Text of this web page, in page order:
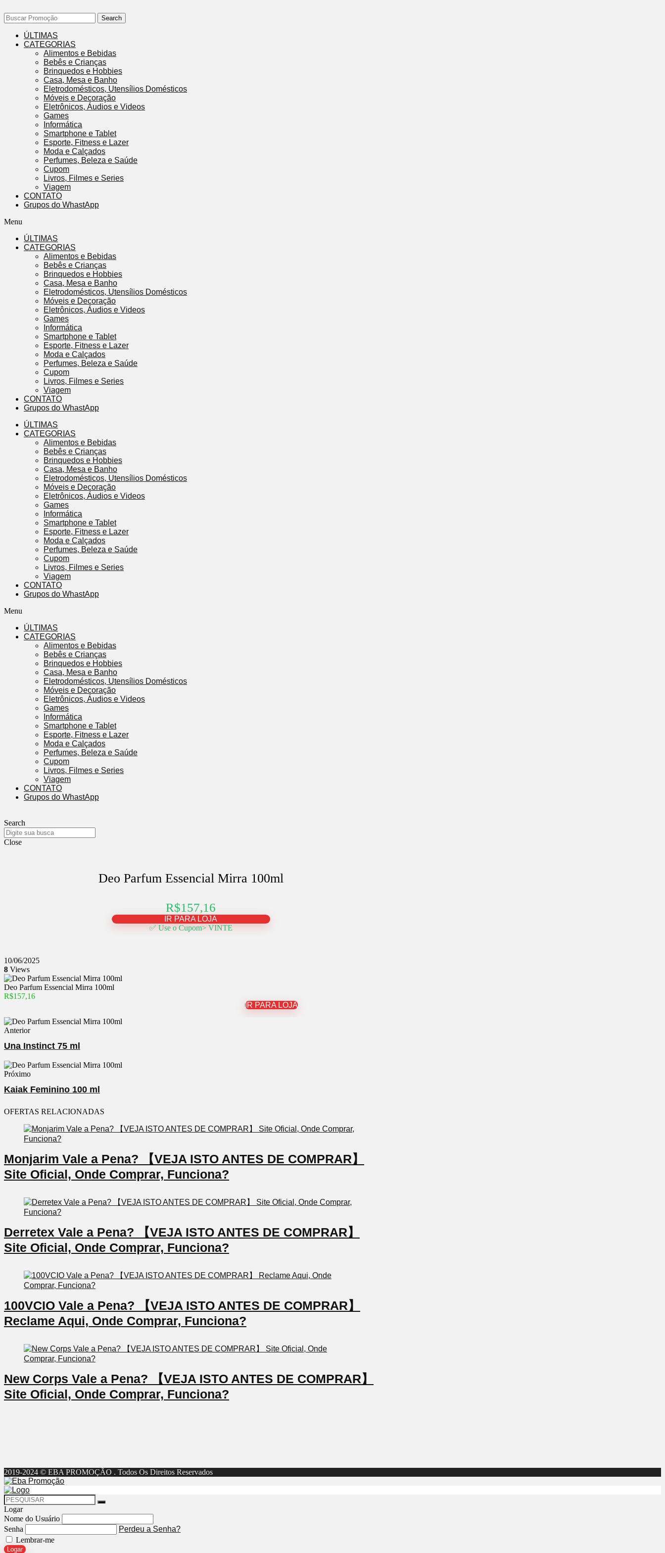
Search
ÚLTIMAS
CATEGORIAS
Alimentos e Bebidas
Bebês e Crianças
Brinquedos e Hobbies
Casa, Mesa e Banho
Eletrodomésticos, Utensílios Domésticos
Móveis e Decoração
Eletrônicos, Áudios e Videos
Games
Informática
Smartphone e Tablet
Esporte, Fitness e Lazer
Moda e Calçados
Perfumes, Beleza e Saúde
Cupom
Livros, Filmes e Series
Viagem
CONTATO
Grupos do WhastApp
Menu
ÚLTIMAS
CATEGORIAS
Alimentos e Bebidas
Bebês e Crianças
Brinquedos e Hobbies
Casa, Mesa e Banho
Eletrodomésticos, Utensílios Domésticos
Móveis e Decoração
Eletrônicos, Áudios e Videos
Games
Informática
Smartphone e Tablet
Esporte, Fitness e Lazer
Moda e Calçados
Perfumes, Beleza e Saúde
Cupom
Livros, Filmes e Series
Viagem
CONTATO
Grupos do WhastApp
ÚLTIMAS
CATEGORIAS
Alimentos e Bebidas
Bebês e Crianças
Brinquedos e Hobbies
Casa, Mesa e Banho
Eletrodomésticos, Utensílios Domésticos
Móveis e Decoração
Eletrônicos, Áudios e Videos
Games
Informática
Smartphone e Tablet
Esporte, Fitness e Lazer
Moda e Calçados
Perfumes, Beleza e Saúde
Cupom
Livros, Filmes e Series
Viagem
CONTATO
Grupos do WhastApp
Menu
ÚLTIMAS
CATEGORIAS
Alimentos e Bebidas
Bebês e Crianças
Brinquedos e Hobbies
Casa, Mesa e Banho
Eletrodomésticos, Utensílios Domésticos
Móveis e Decoração
Eletrônicos, Áudios e Videos
Games
Informática
Smartphone e Tablet
Esporte, Fitness e Lazer
Moda e Calçados
Perfumes, Beleza e Saúde
Cupom
Livros, Filmes e Series
Viagem
CONTATO
Grupos do WhastApp
Search
Close
Deo Parfum Essencial Mirra 100ml
R$157,16
IR PARA LOJA
✅ Use o Cupom> VINTE
10/06/2025
8 Views
Deo Parfum Essencial Mirra 100ml
R$157,16
IR PARA LOJA
Anterior
Una Instinct 75 ml
Próximo
Kaiak Feminino 100 ml
OFERTAS RELACIONADAS
Monjarim Vale a Pena? 【VEJA ISTO ANTES DE COMPRAR】
Site Oficial, Onde Comprar, Funciona?
Derretex Vale a Pena? 【VEJA ISTO ANTES DE COMPRAR】
Site Oficial, Onde Comprar, Funciona?
100VCIO Vale a Pena? 【VEJA ISTO ANTES DE COMPRAR】
Reclame Aqui, Onde Comprar, Funciona?
New Corps Vale a Pena? 【VEJA ISTO ANTES DE COMPRAR】
Site Oficial, Onde Comprar, Funciona?
2019-2024 © EBA PROMOÇÃO . Todos Os Direitos Reservados
Logar
Nome do Usuário
Senha
Perdeu a Senha?
Lembrar-me
Logar